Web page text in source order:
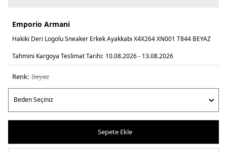
Emporio Armani
Hakiki Deri Logolu Sneaker Erkek Ayakkabı X4X264 XN001 T844 BEYAZ
Tahmini Kargoya Teslimat Tarihi: 10.08.2026 - 13.08.2026
Renk: beyaz
Sepete Ekle